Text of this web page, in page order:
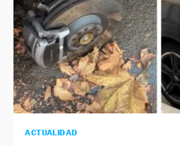
ACTUALIDAD